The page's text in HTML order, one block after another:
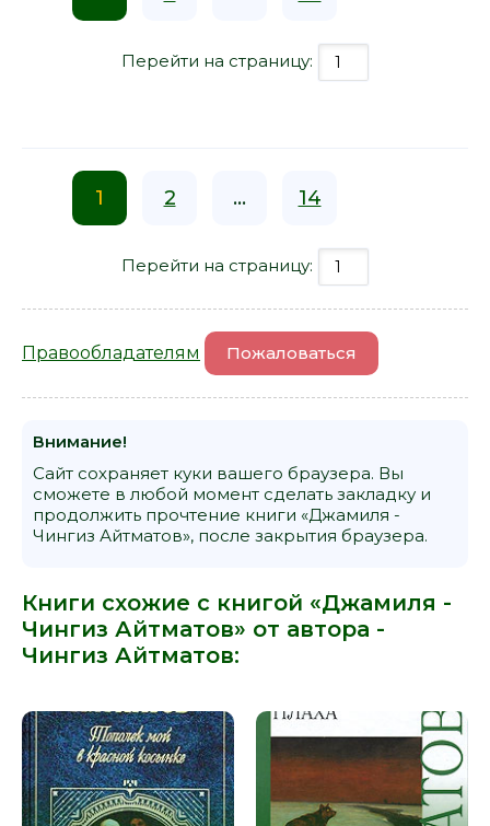
Перейти на страницу:
1 2 ... 14
Перейти на страницу:
Правообладателям Пожаловаться
Внимание!
Сайт сохраняет куки вашего браузера. Вы
сможете в любой момент сделать закладку и
продолжить прочтение книги «Джамиля -
Чингиз Айтматов», после закрытия браузера.
Книги схожие с книгой «Джамиля -
Чингиз Айтматов» от автора -
Чингиз Айтматов: